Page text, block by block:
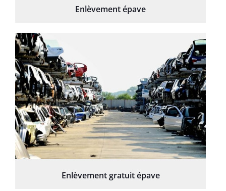
Enlèvement épave
Enlèvement gratuit épave